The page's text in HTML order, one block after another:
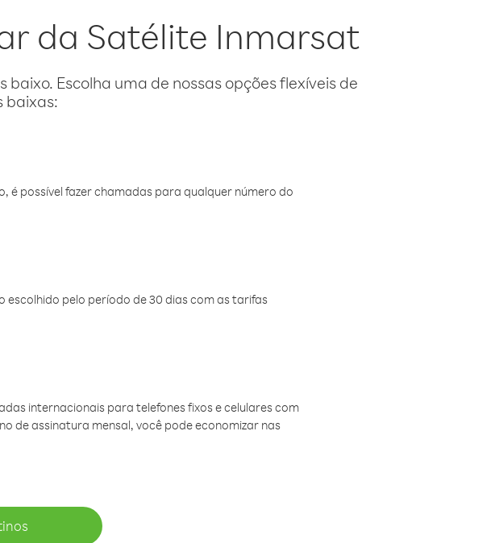
da Satélite Inmarsat
Escolha uma de nossas opções flexíveis de
baixas:
é possível fazer chamadas para qualquer número do
pelo período de 30 dias com as tarifas
internacionais para telefones fixos e celulares com
de assinatura mensal, você pode economizar nas